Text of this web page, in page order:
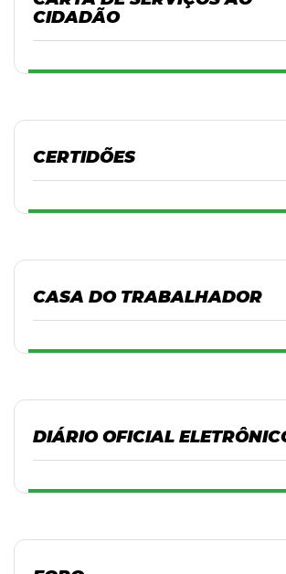
CIDADÃO
CERTIDÕES
CASA DO TRABALHADOR
DIÁRIO OFICIAL